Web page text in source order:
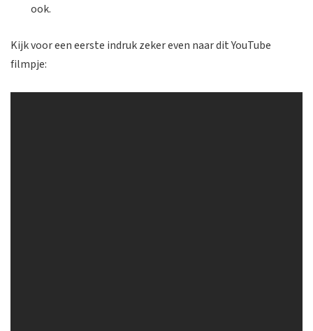
ook.
Kijk voor een eerste indruk zeker even naar dit YouTube
filmpje: